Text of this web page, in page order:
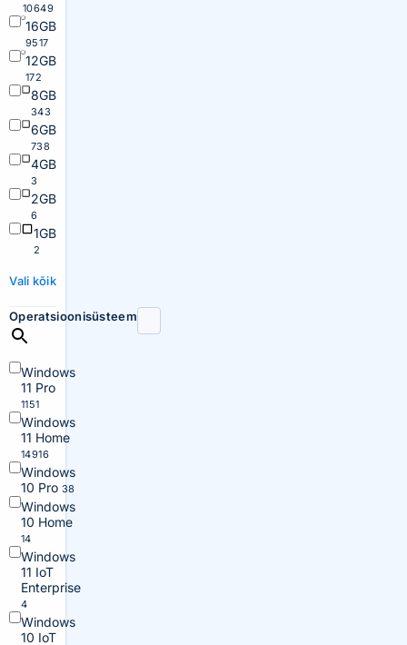
10649
16GB
9517
12GB
172
8GB
343
6GB
738
4GB
3
2GB
6
1GB
2
Vali kõik
Operatsioonisüsteem
Windows
11 Pro
1151
Windows
11 Home
14916
Windows
10 Pro 38
Windows
10 Home
14
Windows
11 IoT
Enterprise
4
Windows
10 IoT